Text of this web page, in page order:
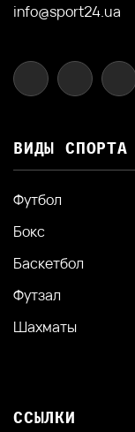
info@sport24.ua
ВИДЫ СПОРТА
Футбол
Бокс
Баскетбол
Футзал
Шахматы
ССЫЛКИ